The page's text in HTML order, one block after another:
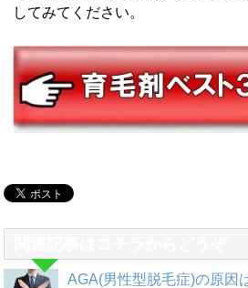
してみてください。
AGA(男性型脱毛症)の原因